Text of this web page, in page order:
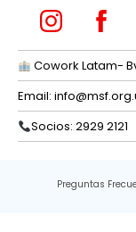
Cowork Latam-
Email:
Socios: 2929 2121
Preguntas